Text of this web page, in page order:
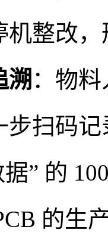
机整改
溯 ：物
步扫码
” 的
的生